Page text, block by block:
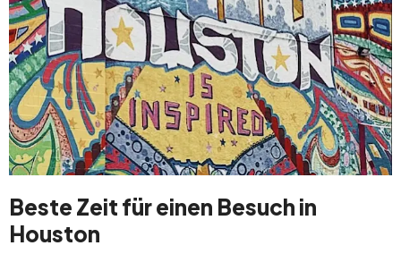
Beste Zeit für einen Besuch in
Houston